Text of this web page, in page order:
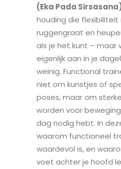
(Eka Pada
houding die flexibiliteit
ruggengraat en
als je het kunt – maar
eigenlijk aan in je
weinig. Functional
niet om kunstjes of
poses, maar om
worden voor
dag nodig hebt. In
waarom functioneel
waardevol is, en
voet achter je hoofd